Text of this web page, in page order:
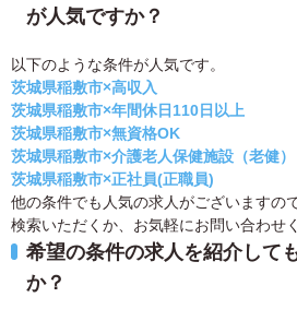
が人気ですか？
以下のような条件が人気です。
茨城県稲敷市×高収入
茨城県稲敷市×年間休日110日以上
茨城県稲敷市×無資格OK
茨城県稲敷市×介護老人保健施設（老健）
茨城県稲敷市×正社員(正職員)
他の条件でも人気の求人がございますの
検索いただくか、お気軽にお問い合わせ
希望の条件の求人を紹介して
か？